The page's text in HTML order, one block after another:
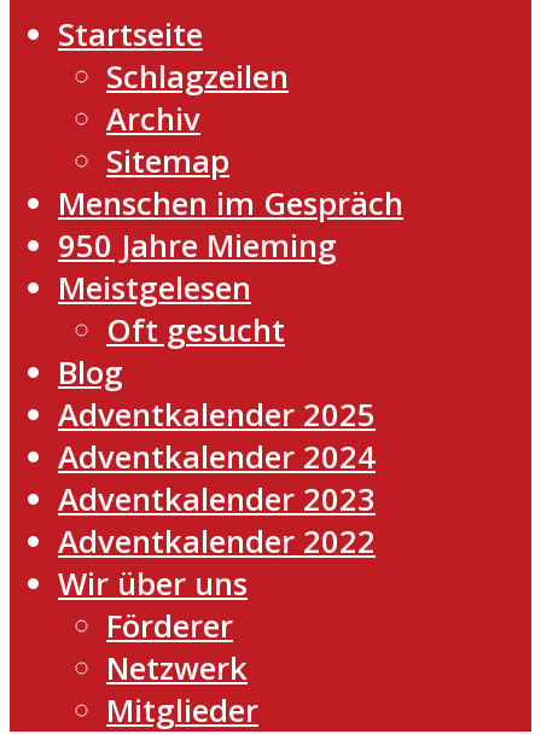
Startseite
Schlagzeilen
Archiv
Sitemap
Menschen im Gespräch
950 Jahre Mieming
Meistgelesen
Oft gesucht
Blog
Adventkalender 2025
Adventkalender 2024
Adventkalender 2023
Adventkalender 2022
Wir über uns
Förderer
Netzwerk
Mitglieder